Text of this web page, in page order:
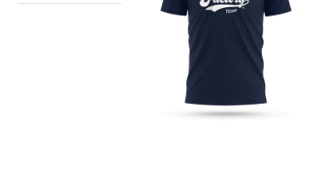
CAMISETA FACTORY TEAM